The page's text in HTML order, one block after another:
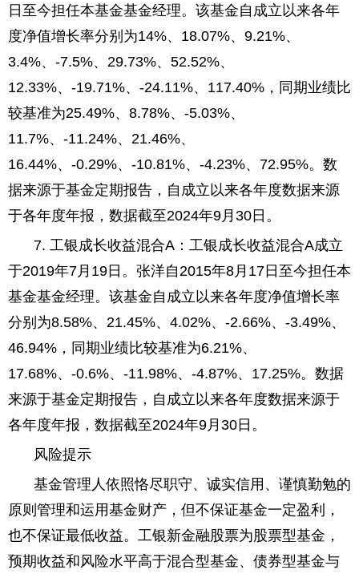
日至今担任本基金基金经理。该基金自成立以来各年
度净值增长率分别为14%、18.07%、9.21%、
3.4%、-7.5%、29.73%、52.52%、
12.33%、-19.71%、-24.11%、117.40%，同期业绩比
较基准为25.49%、8.78%、-5.03%、
11.7%、-11.24%、21.46%、
16.44%、-0.29%、-10.81%、-4.23%、72.95%。数
据来源于基金定期报告，自成立以来各年度数据来源
于各年度年报，数据截至2024年9月30日。
7. 工银成长收益混合A：工银成长收益混合A成立
于2019年7月19日。张洋自2015年8月17日至今担任本
基金基金经理。该基金自成立以来各年度净值增长率
分别为8.58%、21.45%、4.02%、-2.66%、-3.49%、
46.94%，同期业绩比较基准为6.21%、
17.68%、-0.6%、-11.98%、-4.87%、17.25%。数据
来源于基金定期报告，自成立以来各年度数据来源于
各年度年报，数据截至2024年9月30日。
风险提示
基金管理人依照恪尽职守、诚实信用、谨慎勤勉的
原则管理和运用基金财产，但不保证基金一定盈利，
也不保证最低收益。工银新金融股票为股票型基金，
预期收益和风险水平高于混合型基金、债券型基金与